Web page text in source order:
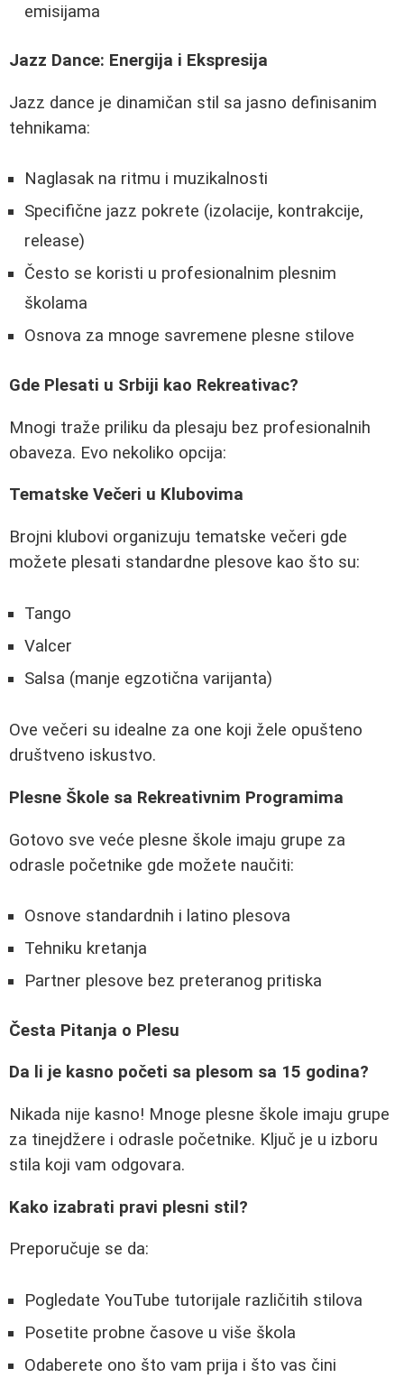
emisijama
Jazz Dance: Energija i Ekspresija
Jazz dance je dinamičan stil sa jasno definisanim
tehnikama:
Naglasak na ritmu i muzikalnosti
Specifične jazz pokrete (izolacije, kontrakcije,
release)
Često se koristi u profesionalnim plesnim
školama
Osnova za mnoge savremene plesne stilove
Gde Plesati u Srbiji kao Rekreativac?
Mnogi traže priliku da plesaju bez profesionalnih
obaveza. Evo nekoliko opcija:
Tematske Večeri u Klubovima
Brojni klubovi organizuju tematske večeri gde
možete plesati standardne plesove kao što su:
Tango
Valcer
Salsa (manje egzotična varijanta)
Ove večeri su idealne za one koji žele opušteno
društveno iskustvo.
Plesne Škole sa Rekreativnim Programima
Gotovo sve veće plesne škole imaju grupe za
odrasle početnike gde možete naučiti:
Osnove standardnih i latino plesova
Tehniku kretanja
Partner plesove bez preteranog pritiska
Česta Pitanja o Plesu
Da li je kasno početi sa plesom sa 15 godina?
Nikada nije kasno! Mnoge plesne škole imaju grupe
za tinejdžere i odrasle početnike. Ključ je u izboru
stila koji vam odgovara.
Kako izabrati pravi plesni stil?
Preporučuje se da:
Pogledate YouTube tutorijale različitih stilova
Posetite probne časove u više škola
Odaberete ono što vam prija i što vas čini